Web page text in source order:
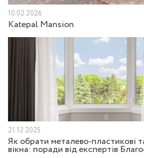
10.02.2026
Katepal Mansion
21.12.2025
Як обрати металево-пластикові
вікна: поради від експертів